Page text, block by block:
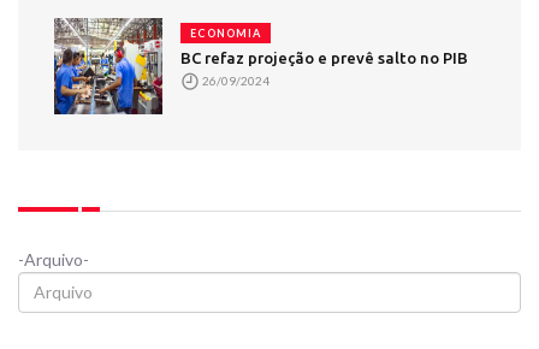
ECONOMIA
BC refaz projeção e prevê salto no PIB
26/09/2024
-Arquivo-